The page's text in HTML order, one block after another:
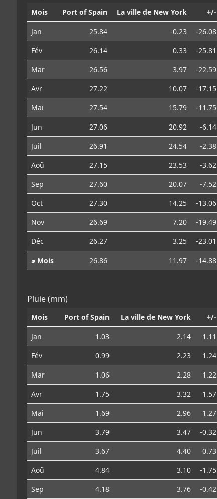
Mois Port of Spain La ville de New York +/-
Jan 25.84 -0.23
-26.08
Fév
26.14 0.33
-25.81
Mar
26.56 3.97
-22.59
Avr
27.22 10.07
-17.15
Mai
27.54 15.79
-11.75
Jun
27.06 20.92
-6.14
Juil
26.91 24.54
-2.38
Aoû
27.15 23.53
-3.62
Sep
27.60 20.07
-7.52
Oct
27.30 14.25
-13.06
Nov
26.69 7.20
-19.49
Déc
26.27 3.25
-23.01
⌀ Mois
26.86 11.97 -14.88
Pluie (mm)
Mois Port of Spain La ville de New York +/-
Jan 1.03 2.14
1.11
Fév
0.99 2.23
1.24
Mar
1.06 2.28
1.22
Avr
1.75 3.32
1.57
Mai
1.69 2.96
1.27
Jun
3.79 3.47
-0.32
Juil
3.67 4.40
0.73
Aoû
4.84 3.10
-1.75
Sep
4.18 3.76 -0.42